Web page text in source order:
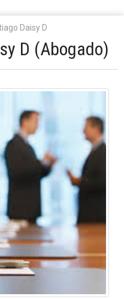
Daisy D
D (Abogado)